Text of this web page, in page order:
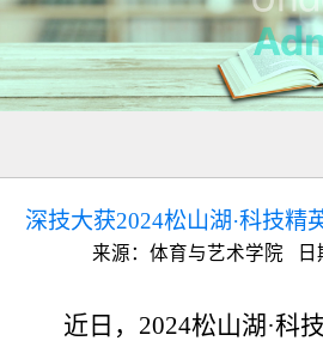
深技大获2024松山湖·科技精
来源：体育与艺术学院
近日，2024松山湖·科